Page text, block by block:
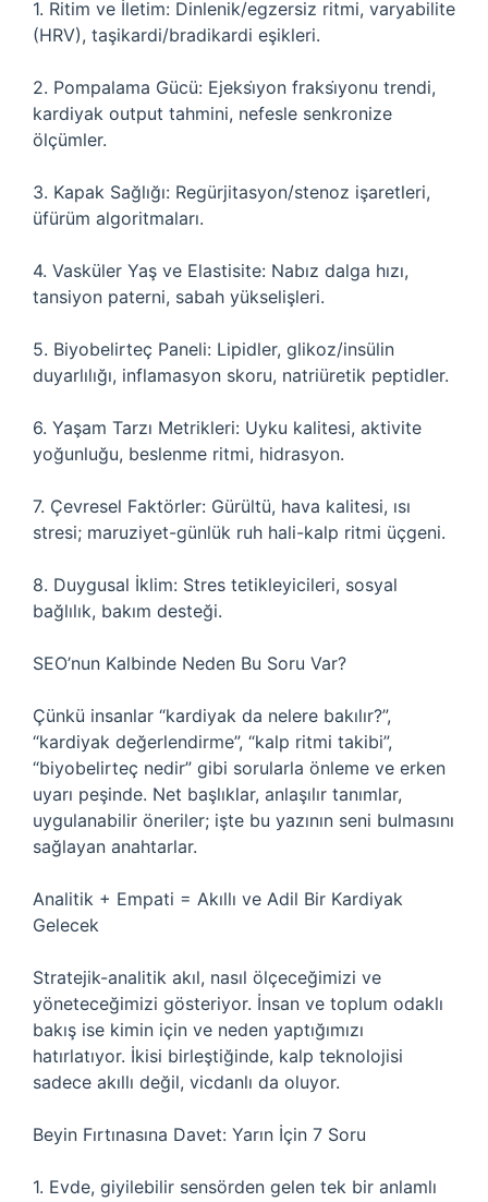
1. Ritim ve İletim: Dinlenik/egzersiz ritmi, varyabilite
(HRV), taşikardi/bradikardi eşikleri.
2. Pompalama Gücü: Ejeksi̇yon fraksi̇yonu trendi,
kardiyak output tahmini, nefesle senkronize
ölçümler.
3. Kapak Sağlığı: Regürjitasyon/stenoz işaretleri,
üfürüm algoritmaları.
4. Vasküler Yaş ve Elastisite: Nabız dalga hızı,
tansiyon paterni, sabah yükselişleri.
5. Biyobelirteç Paneli: Lipidler, glikoz/insülin
duyarlılığı, inflamasyon skoru, natriüretik peptidler.
6. Yaşam Tarzı Metrikleri: Uyku kalitesi, aktivite
yoğunluğu, beslenme ritmi, hidrasyon.
7. Çevresel Faktörler: Gürültü, hava kalitesi, ısı
stresi; maruziyet-günlük ruh hali-kalp ritmi üçgeni.
8. Duygusal İklim: Stres tetikleyicileri, sosyal
bağlılık, bakım desteği.
SEO’nun Kalbinde Neden Bu Soru Var?
Çünkü insanlar “kardiyak da nelere bakılır?”,
“kardiyak değerlendirme”, “kalp ritmi takibi”,
“biyobelirteç nedir” gibi sorularla önleme ve erken
uyarı peşinde. Net başlıklar, anlaşılır tanımlar,
uygulanabilir öneriler; işte bu yazının seni bulmasını
sağlayan anahtarlar.
Analitik + Empati = Akıllı ve Adil Bir Kardiyak
Gelecek
Stratejik-analitik akıl, nasıl ölçeceğimizi ve
yöneteceğimizi gösteriyor. İnsan ve toplum odaklı
bakış ise kimin için ve neden yaptığımızı
hatırlatıyor. İkisi birleştiğinde, kalp teknolojisi
sadece akıllı değil, vicdanlı da oluyor.
Beyin Fırtınasına Davet: Yarın İçin 7 Soru
1. Evde, giyilebilir sensörden gelen tek bir anlamlı